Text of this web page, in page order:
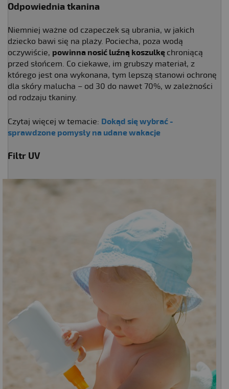
Odpowiednia tkanina
Niemniej ważne od czapeczek są ubrania, w jakich
dziecko bawi się na plaży. Pociecha, poza wodą
oczywiście, powinna nosić luźną koszulkę chroniącą
przed słońcem. Co ciekawe, im grubszy materiał, z
którego jest ona wykonana, tym lepszą stanowi ochronę
dla skóry malucha – od 30 do nawet 70%, w zależności
od rodzaju tkaniny.
Czytaj więcej w temacie: Dokąd się wybrać -
sprawdzone pomysły na udane wakacje
Filtr UV